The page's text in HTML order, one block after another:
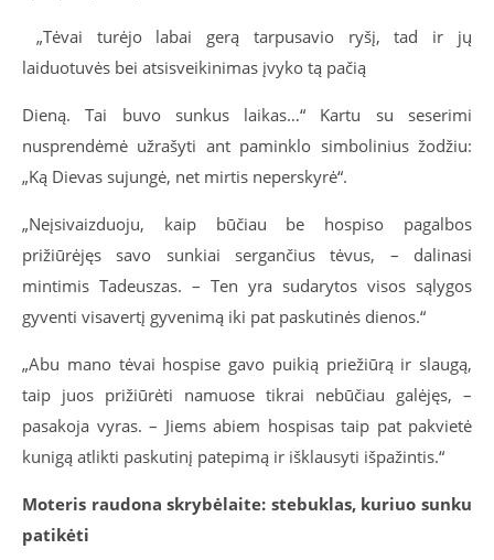
„Tėvai turėjo labai gerą tarpusavio ryšį, tad ir jų
laiduotuvės bei atsisveikinimas įvyko tą pačią
Dieną. Tai buvo sunkus laikas…“ Kartu su seserimi
nusprendėmė užrašyti ant paminklo simbolinius žodžiu:
„Ką Dievas sujungė, net mirtis neperskyrė“.
„Neįsivaizduoju, kaip būčiau be hospiso pagalbos
prižiūrėjęs savo sunkiai sergančius tėvus, – dalinasi
mintimis Tadeuszas. – Ten yra sudarytos visos sąlygos
gyventi visavertį gyvenimą iki pat paskutinės dienos.“
„Abu mano tėvai hospise gavo puikią priežiūrą ir slaugą,
taip juos prižiūrėti namuose tikrai nebūčiau galėjęs, –
pasakoja vyras. – Jiems abiem hospisas taip pat pakvietė
kunigą atlikti paskutinį patepimą ir išklausyti išpažintis.“
Moteris raudona skrybėlaite: stebuklas, kuriuo sunku
patikėti